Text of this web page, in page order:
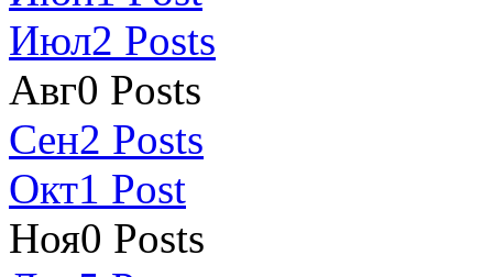
Июл2 Posts
Авг0 Posts
Сен2 Posts
Окт1 Post
Ноя0 Posts